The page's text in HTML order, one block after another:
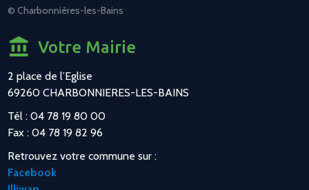
© Charbonnières-les-Bains
Votre Mairie
2 place de l’Eglise
69260 CHARBONNIERES-LES-BAINS
Tél : 04 78 19 80 00
Fax : 04 78 19 82 96
Retrouvez votre commune sur :
Facebook